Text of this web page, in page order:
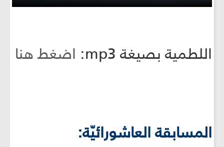
اللطمية بصيغة mp3: اضغط هنا
المسابقة العاشورائيّة: